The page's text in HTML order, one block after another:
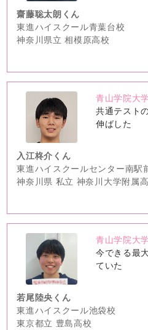
齋藤聡太朗くん
東進ハイスクール青葉台校
神奈川県立 相模原高校
no
image
青山学院大
共通テスト
伸ばした
入江柊介くん
東進ハイスクールセンター南駅
神奈川県 私立 神奈川大学附属
no
image
青山学院大
今できる最
ていた
若尾陸央くん
東進ハイスクール池袋校
東京都立 豊島高校